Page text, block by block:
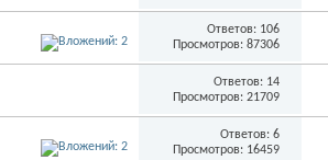
Ответов: 106
Просмотров: 87306
Ответов: 14
Просмотров: 21709
Ответов: 6
Просмотров: 16459